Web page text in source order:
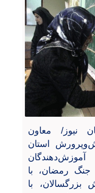
نیوز/ معاون
استان
جنگ رمضان، با
با